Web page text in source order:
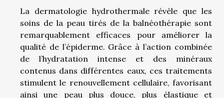
La dermatologie hydrothermale révèle que les
soins de la peau tirés de la balnéothérapie sont
remarquablement efficaces pour améliorer la
qualité de l’épiderme. Grâce à l’action combinée
de l’hydratation intense et des minéraux
contenus dans différentes eaux, ces traitements
stimulent le renouvellement cellulaire, favorisant
ainsi une peau plus douce, plus élastique et